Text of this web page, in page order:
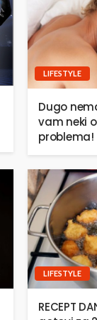
LIFESTYLE
Dugo
vam neki
problema!
LIFESTYLE
RECEPT